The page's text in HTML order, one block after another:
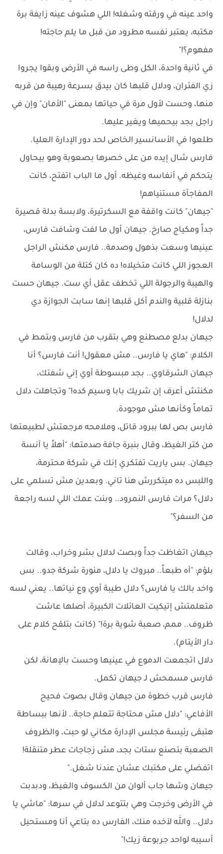
واحد عينه في ورقته وشغله! اللي هشوف عينه زايفة برة
مكتبه، يعتبر نفسه مطرود من قبل ما يلم حاجته!
مفهوم؟!"
في ثانية واحدة، الكل وطى راسه في الأرض وبقوا يجروا
زي الفئران، ودلال قلبها كان بيدق بسرعة رهيبة من قربه
منها، وحست لأول مرة في حياتها بمعنى "الأمان" وإن في
راجل بجد بيحميها ويغير عليها.
طلعوا في الأسانسير الخاص لحد دور الإدارة العليا.
فارس شال إيده من على خصرها بصعوبة وهو بيحاول
يتحكم في أنفاسه وغيظه. أول ما الباب اتفتح، كانت
المفاجأة مستنياهم!
"جيهان" كانت واقفة مع السكرتيرة، ولابسة بدلة قصيرة
جداً ومكياج صارخ. جيهان أول ما لفت وشافت فارس،
عينيها وسعت بذهول وصدمة.. فارس مكنش الراجل
العجوز اللي كانت متخيلاه! ده كان كتلة من الوسامة
والهيبة والرجولة اللي تخطف عقل أي ست. جيهان حست
بنازلة قلبية والندم أكل قلبها إنها سابت الجوازة دي
لدلال!
جيهان بدلع مصطنع وهي بتقرب من فارس وبتمط في
الكلام: "هاي يا فارس.. مش معقول! أنت فارس؟ أنا
جيهان الشرقاوي.. بجد مبسوطة أوي إني شفتك،
مكنتش أعرف إن شريك بابا وسيم كده!" وتجاهلت دلال
تماماً وكأنها مش موجودة.
فارس بص لها ببرود قاتل، وملامحه مرجعتش لطبيعتها
من كتر الغيظ، وقال بنبرة جافة صدمتها: "أهلاً يا آنسة
جيهان. بس ياريت تفتكري إنك في شركة محترمة،
واللبس ده ميتكررش هنا تاني. وبعدين مش تسلمي على
دلال؟ مرات فارس النمرود.. وبنت عمك اللي لسه راجعة
من السفر؟"
جيهان اتغاظت جداً وبصت لدلال بشر وخراب، وقالت
بلؤم: "آه طبعاً.. مبروك يا دلال، منورة شركة جدو.. بس
واخد بالك يا فارس؟ دلال طيبة أوي وع نياتها.. يعني لسه
متعلمتش إتيكيت العائلات الكبيرة، أصلها عاشت
ظروف.. ممم، صعبة شوية برة!" (كانت بتلقح كلام على
دار الأيتام).
دلال اتجمعت الدموع في عينيها وحست بالإهانة، لكن
فارس مسمحش لـ جيهان تكمل.
فارس قرب خطوة من جيهان وقال بصوت فحيح
الأفاعي: "دلال مش محتاجة تتعلم حاجة.. لأنها ببساطة
هتبقى رئيسة مجلس الإدارة مكاني لو حبت، والظروف
الصعبة بتصنع ستات بجد، مش زجاجات عطر متنقلة!
اتفضلي على مكتبك عشان عندنا شغل."
جيهان وشها جاب ألوان من الكسوف والغيظ، ودبدبت
في الأرض وخرجت وهي بتتوعد لدلال في سرها: "ماشي يا
دلال.. والله لآخده منك، الفارس ده بتاعي أنا ومستحيل
أسيبه لواحد جربوعة زيك!"